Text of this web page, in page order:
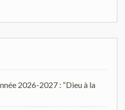
2026-2027 : “Dieu à la